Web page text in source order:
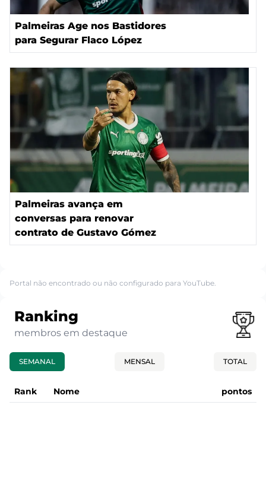
Palmeiras Age nos Bastidores
para Segurar Flaco López
Palmeiras avança em
conversas para renovar
contrato de Gustavo Gómez
Portal não encontrado ou não configurado para YouTube.
Ranking
membros em destaque
SEMANAL MENSAL TOTAL
Rank Nome pontos